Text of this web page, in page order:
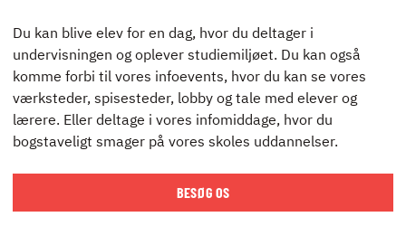
Du kan blive elev for en dag, hvor du deltager i
undervisningen og oplever studiemiljøet. Du kan også
komme forbi til vores infoevents, hvor du kan se vores
værksteder, spisesteder, lobby og tale med elever og
lærere. Eller deltage i vores infomiddage, hvor du
bogstaveligt smager på vores skoles uddannelser.
BESØG OS